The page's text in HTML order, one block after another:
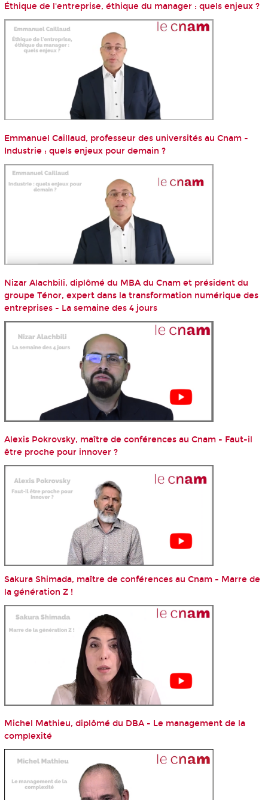
Éthique de l'entreprise, éthique du manager : quels enjeux ?
Emmanuel Caillaud, professeur des universités au Cnam -
Industrie : quels enjeux pour demain ?
Nizar Alachbili, diplômé du MBA du Cnam et président du
groupe Ténor, expert dans la transformation numérique des
entreprises - La semaine des 4 jours
Alexis Pokrovsky, maître de conférences au Cnam - Faut-il
être proche pour innover ?
Sakura Shimada, maître de conférences au Cnam - Marre de
la génération Z !
Michel Mathieu, diplômé du DBA - Le management de la
complexité